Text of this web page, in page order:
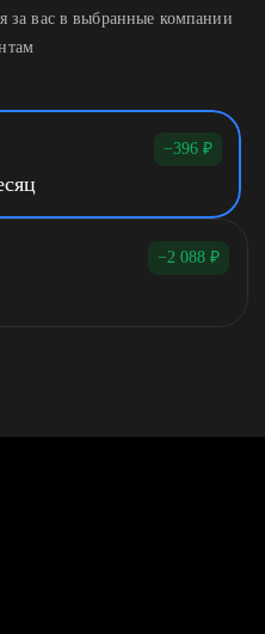
за вас в выбранные компании
−396 ₽
−2 088 ₽